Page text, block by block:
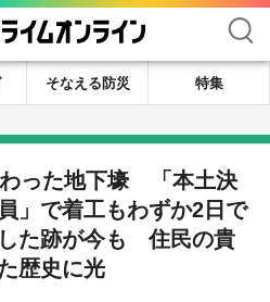
検索
そなえる防災
特集
わった地下壕 「本土決
」で着工もわずか2日で
た跡が今も 住民の貴
歴史に光